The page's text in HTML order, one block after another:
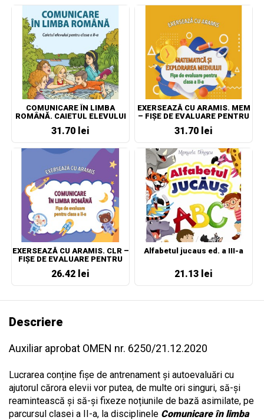
COMUNICARE ÎN LIMBA
ROMÂNĂ. CAIETUL ELEVULUI
31.70 lei
EXERSEAZĂ CU ARAMIS. MEM
– FIȘE DE EVALUARE PENTRU
31.70 lei
EXERSEAZĂ CU ARAMIS. CLR –
FIȘE DE EVALUARE PENTRU
26.42 lei
Alfabetul jucaus ed. a III-a
21.13 lei
Descriere
Auxiliar aprobat OMEN nr. 6250/21.12.2020
Lucrarea conține fișe de antrenament și autoevaluări cu
ajutorul cărora elevii vor putea, de multe ori singuri, să-și
reamintească și să-și fixeze noțiunile de bază asimilate, pe
parcursul clasei a II-a, la disciplinele Comunicare în limba